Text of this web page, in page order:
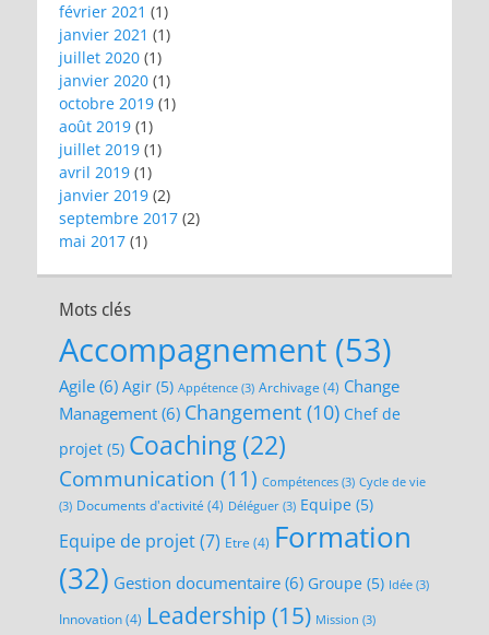
février 2021 (1)
janvier 2021 (1)
juillet 2020 (1)
janvier 2020 (1)
octobre 2019 (1)
août 2019 (1)
juillet 2019 (1)
avril 2019 (1)
janvier 2019 (2)
septembre 2017 (2)
mai 2017 (1)
Mots clés
Accompagnement (53)
Agile (6) Agir (5) Appétence (3) Archivage (4) Change
Management (6) Changement (10) Chef de
projet (5) Coaching (22)
Communication (11) Compétences (3) Cycle de vie
(3) Documents d'activité (4) Déléguer (3) Equipe (5)
Equipe de projet(7) Etre (4) Formation
(32) Gestion documentaire (6) Groupe (5) Idée (3)
Innovation(4) Leadership (15) Mission (3)